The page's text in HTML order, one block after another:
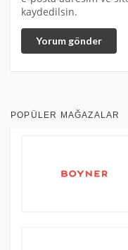
kaydedilsin.
Yorum gönder
POPÜLER MAĞAZALAR